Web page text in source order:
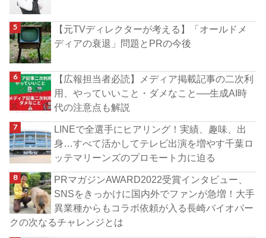
【元TVディレクターが考える】「オールドメ
ディアの衰退」問題とPRの今後
【広報担当者必読】メディア掲載記事の二次利
用、やっていいこと・ダメなこと──生成AI時
代の注意点も解説
LINEで全選手にヒアリング！実績、趣味、出
身…すべて活かしてテレビ出演を増やす千葉ロ
ッテマリーンズのプロモート力に迫る
PRマガジンAWARD2022受賞インタビュー、
SNSをきっかけに国内外でファンが急増！大手
異業種からもコラボ依頼が入る長崎バイオパー
クの次なるチャレンジとは